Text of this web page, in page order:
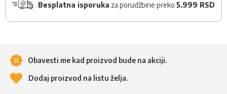
Besplatna isporuka za porudžbine preko 5.999 RSD
Obavesti me kad proizvod bude na akciji.
Dodaj proizvod na listu želja.